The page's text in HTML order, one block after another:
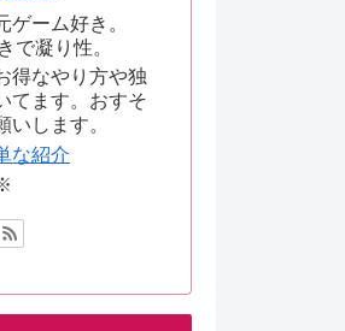
ゲーム好き。
で凝り性。
得なやり方や独
てます。おすそ
いします。
な紹介